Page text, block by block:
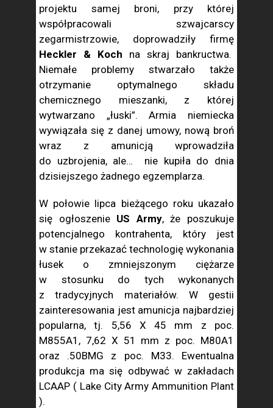
projektu samej broni, przy której
współpracowali szwajcarscy
zegarmistrzowie, doprowadziły firmę
Heckler & Koch na skraj bankructwa.
Niemałe problemy stwarzało także
otrzymanie optymalnego składu
chemicznego mieszanki, z której
wytwarzano „łuski”. Armia niemiecka
wywiązała się z danej umowy, nową broń
wraz z amunicją wprowadziła
do uzbrojenia, ale… nie kupiła do dnia
dzisiejszego żadnego egzemplarza.
W połowie lipca bieżącego roku ukazało
się ogłoszenie US Army, że poszukuje
potencjalnego kontrahenta, który jest
w stanie przekazać technologię wykonania
łusek o zmniejszonym ciężarze
w stosunku do tych wykonanych
z tradycyjnych materiałów. W gestii
zainteresowania jest amunicja najbardziej
popularna, tj. 5,56 X 45 mm z poc.
M855A1, 7,62 X 51 mm z poc. M80A1
oraz .50BMG z poc. M33. Ewentualna
produkcja ma się odbywać w zakładach
LCAAP ( Lake City Army Ammunition Plant
).